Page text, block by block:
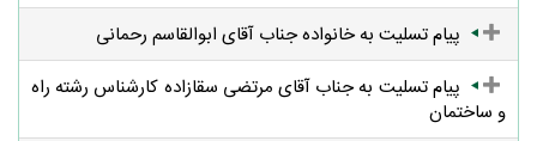
پیام تسلیت به خانواده جناب آقای ابوالقاسم رحمانی
پیام تسلیت به جناب آقای مرتضی سقازاده کارشناس رشته راه
و ساختمان